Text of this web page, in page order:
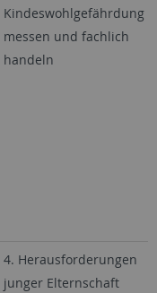
Kindeswohlgefährdung
messen und fachlich
handeln
4. Herausforderungen
junger Elternschaft